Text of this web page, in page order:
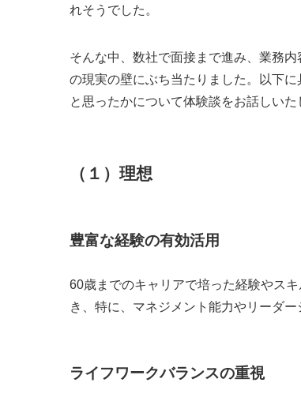
れそうでした。
そんな中、数社で面接まで進み、業務
の現実の壁にぶち当たりました。以下
と思ったかについて体験談をお話しいた
（１）理想
豊富な経験の有効活用
60歳までのキャリアで培った経験やス
き、特に、マネジメント能力やリーダ
ライフワークバランスの重視